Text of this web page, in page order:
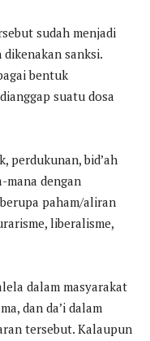
sudah menjadi
dikenakan sanksi.
bentuk
suatu dosa
perdukunan, bid’ah
mana dengan
paham/aliran
liberalisme,
dalam masyarakat
dan da’i dalam
tersebut. Kalaupun